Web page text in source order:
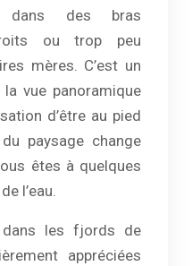
dans des bras
ou trop peu
mères. C’est un
vue panoramique
d’être au pied
paysage change
êtes à quelques
l’eau.
les fjords de
appréciées